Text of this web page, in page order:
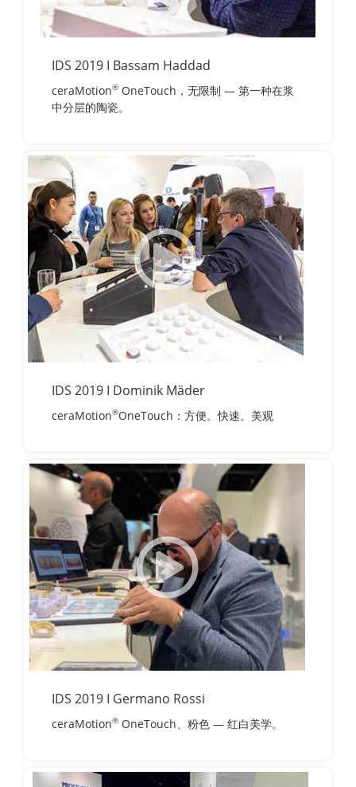
IDS 2019 I Bassam Haddad
ceraMotion® OneTouch，无限制 — 第一种在浆
中分层的陶瓷。
IDS 2019 I Dominik Mäder
ceraMotion®OneTouch：方便。快速。美观
IDS 2019 I Germano Rossi
ceraMotion® OneTouch、粉色 — 红白美学。